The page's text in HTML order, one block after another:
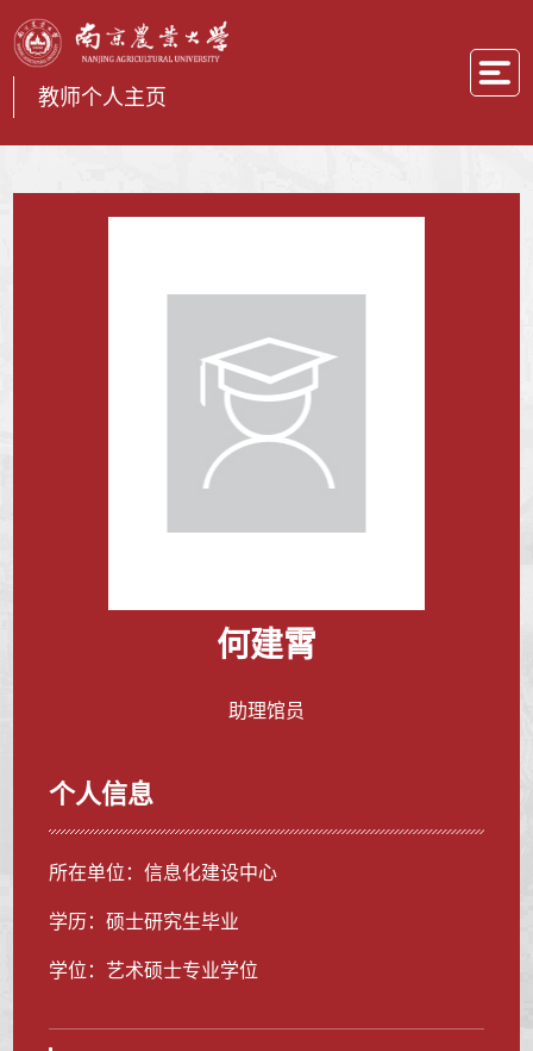
教师个人主页
何建霄
助理馆员
个人信息
所在单位：信息化建设中心
学历：硕士研究生毕业
学位：艺术硕士专业学位